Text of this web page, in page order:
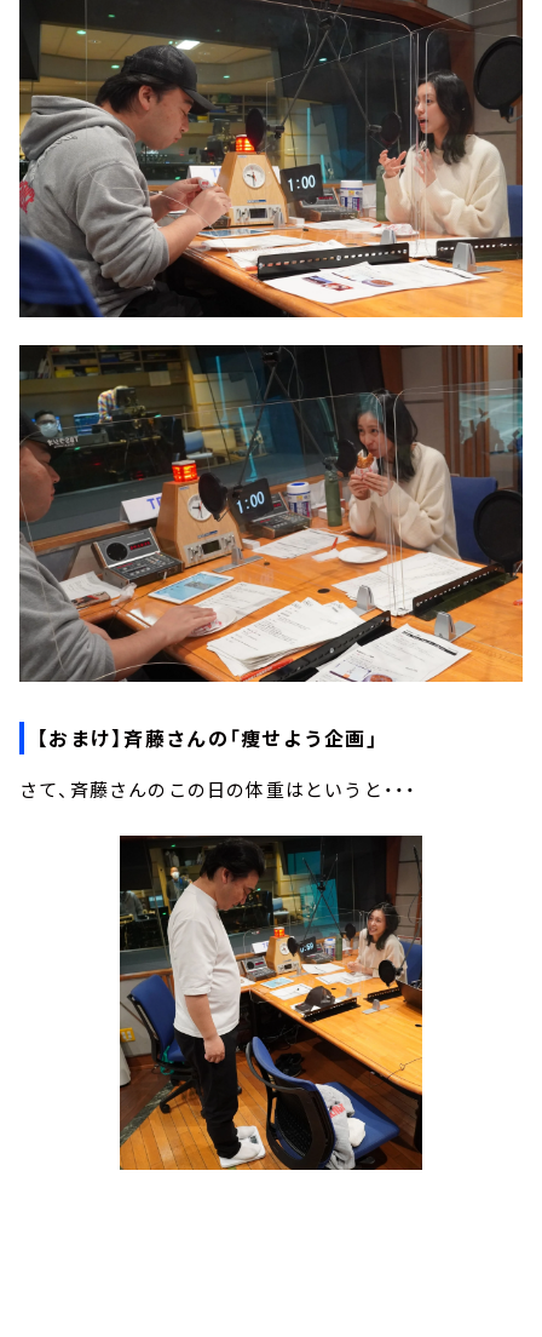
【おまけ】斉藤さんの「痩せよう企画」
さて、斉藤さんのこの日の体重はというと・・・